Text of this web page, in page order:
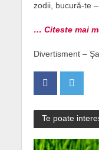
zodii, bucură-te
… Citeste mai
Divertisment –
Te poate